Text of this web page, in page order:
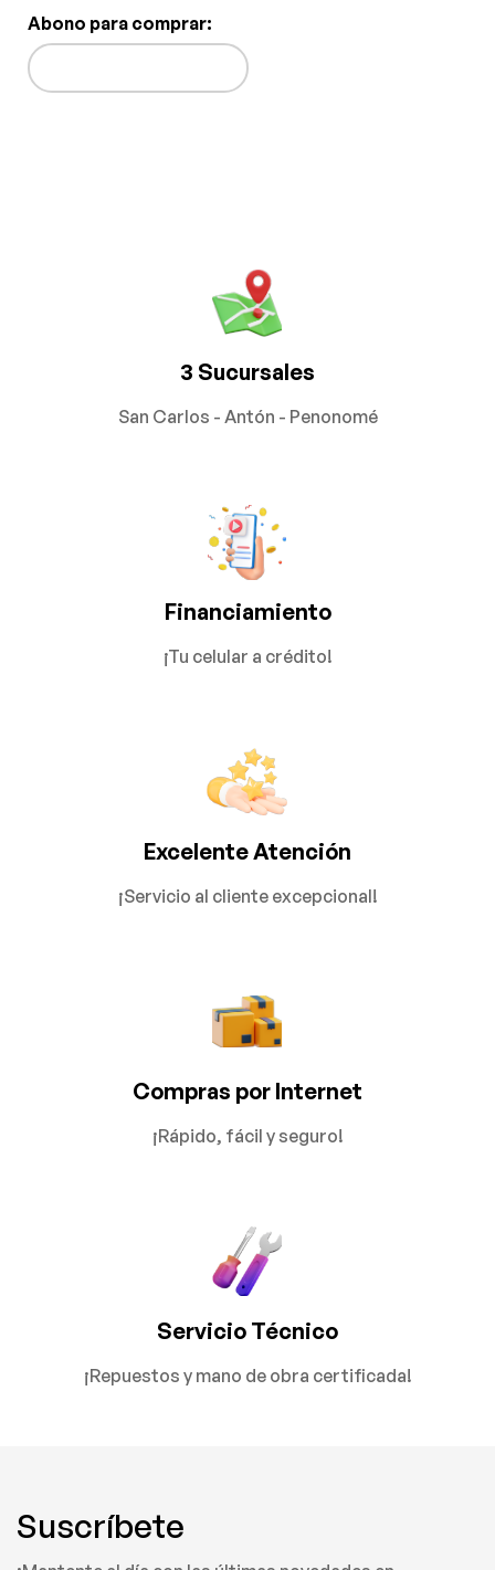
Abono para comprar:
3 Sucursales
San Carlos - Antón - Penonomé
Financiamiento
¡Tu celular a crédito!
Excelente Atención
¡Servicio al cliente excepcional!
Compras por Internet
¡Rápido, fácil y seguro!
Servicio Técnico
¡Repuestos y mano de obra certificada!
Suscríbete